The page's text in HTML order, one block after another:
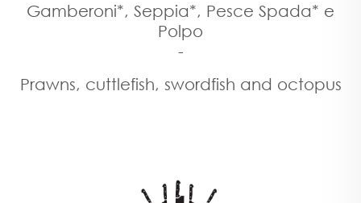
Gamberoni*, Seppia*, Pesce Spada* e
Polpo
-
Prawns, cuttlefish, swordfish and octopus